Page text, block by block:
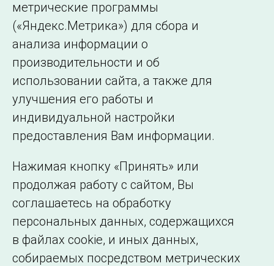
Контактная информация:
baa(at)so-ups.ru
Тел.: +7-495-627-95-17
©2005–2026 АО «СО ЕЭС»
Филиалы и
представительства
образовательной
организации
метрические программы
(«Яндекс.Метрика») для сбора и
анализа информации о
производительности и об
использовании сайта, а также для
улучшения его работы и
индивидуальной настройки
предоставления Вам информации.
Нажимая кнопку «Принять» или
продолжая работу с сайтом, Вы
соглашаетесь на обработку
персональных данных, содержащихся
в файлах cookie, и иных данных,
собираемых посредством метрических